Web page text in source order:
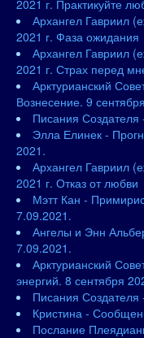
2021 г. Практикуйте
Архангел Гавриил
2021 г. Фаза ожидания
Архангел Гавриил
2021 г. Страх перед
Арктурианский
Вознесение. 9
Писания
Элла Елинек -
2021.
Архангел Гавриил
2021 г. Отказ от любви
Мэтт Кан -
7.09.2021.
Ангелы и Энн
7.09.2021.
Арктурианский
энергий. 8 сентября
Писания
Кристина -
Послание